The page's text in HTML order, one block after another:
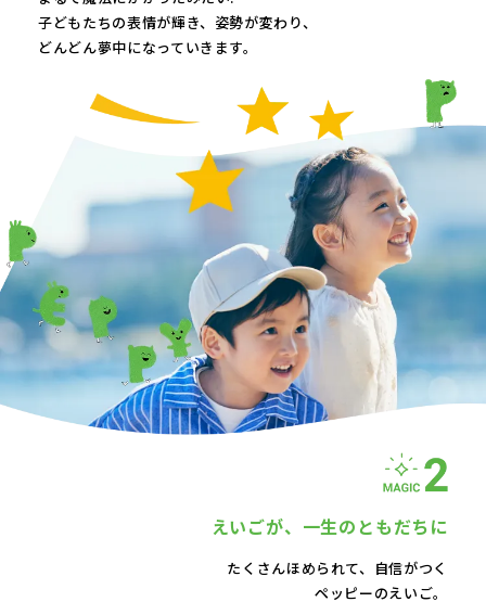
子どもたちの表情が輝き、 姿勢が変わり、
どんどん夢中になっていきます。
えいごが、 一生のともだちに
たくさんほめられて、自信がつく
ペッピーのえいご。